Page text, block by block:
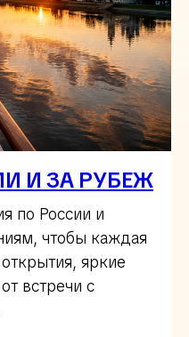
И ЗА РУБЕЖ
по России и
чтобы каждая
яркие
встречи с